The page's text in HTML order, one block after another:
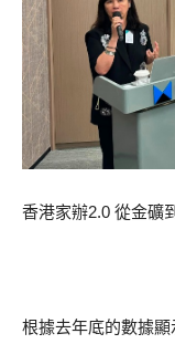
香港家辦2.0 從金礦
根據去年底的數據